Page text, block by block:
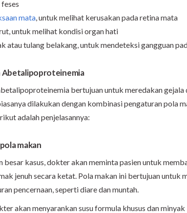
mata, untuk melihat kerusakan pada retina mata
untuk melihat kondisi organ hati
atau tulang belakang, untuk mendeteksi gangguan
Abetalipoproteinemia
bertujuan untuk meredakan gejala
dilakukan dengan kombinasi pengaturan pola
adalah penjelasannya:
makan
besar kasus, dokter akan meminta pasien untuk
jenuh secara ketat. Pola makan ini bertujuan untuk
pencernaan, seperti diare dan muntah.
akan menyarankan susu formula khusus dan